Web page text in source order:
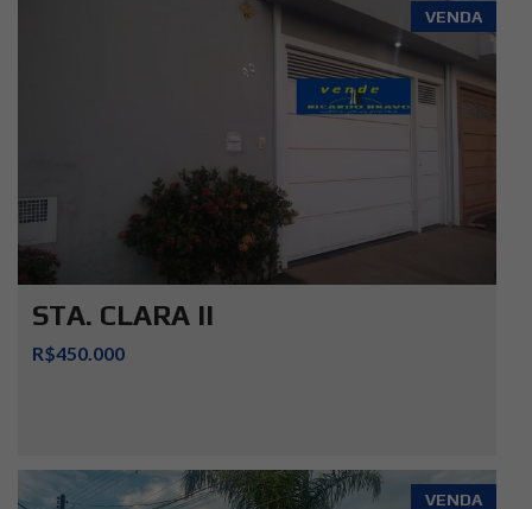
VENDA
STA. CLARA II
R$450.000
VENDA